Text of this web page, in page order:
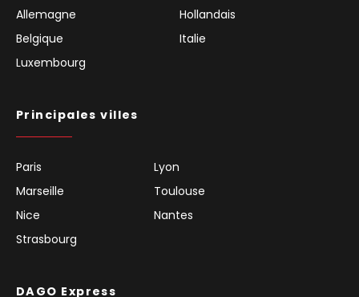
Allemagne
Hollandais
Belgique
Italie
Luxembourg
Principales villes
Paris
Lyon
Marseille
Toulouse
Nice
Nantes
Strasbourg
DAGO Express